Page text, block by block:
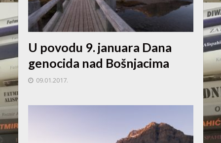
U povodu 9. januara Dana
genocida nad Bošnjacima
09.01.2017.